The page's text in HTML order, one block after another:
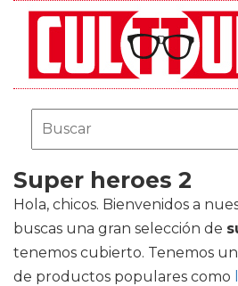
Super heroes 2
Hola, chicos. Bienvenidos a
buscas una gran selección de
tenemos cubierto. Tenemos
de productos populares como